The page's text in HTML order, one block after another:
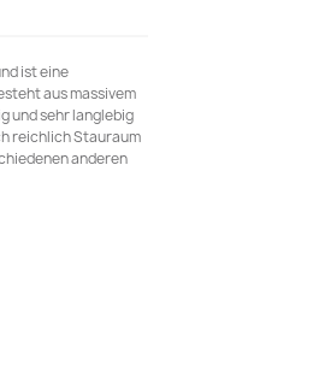
ist eine
aus massivem
und sehr langlebig
reichlich Stauraum
anderen